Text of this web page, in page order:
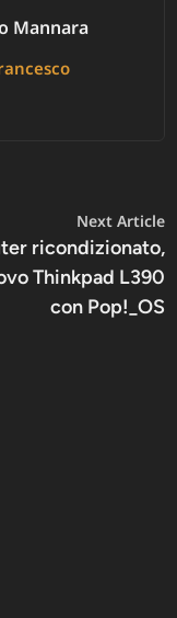
Mannara
Next Article
ricondizionato,
Thinkpad L390
con Pop!_OS